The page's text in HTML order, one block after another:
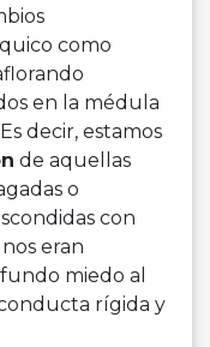
como
en la médula
decir, estamos
de aquellas
o
con
eran
miedo al
rígida y